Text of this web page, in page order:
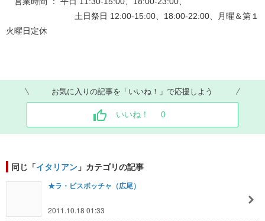
土日祭日 12:00-15:00、18:00-22:00、月曜＆第１
火曜日定休
お気に入りの記事を「いいね！」で応援しよう
いいね！ 0
同じ「イタリアン 」カテゴリの記事
★ラ・ビスボッチャ（広尾）
2011.10.18 01:33